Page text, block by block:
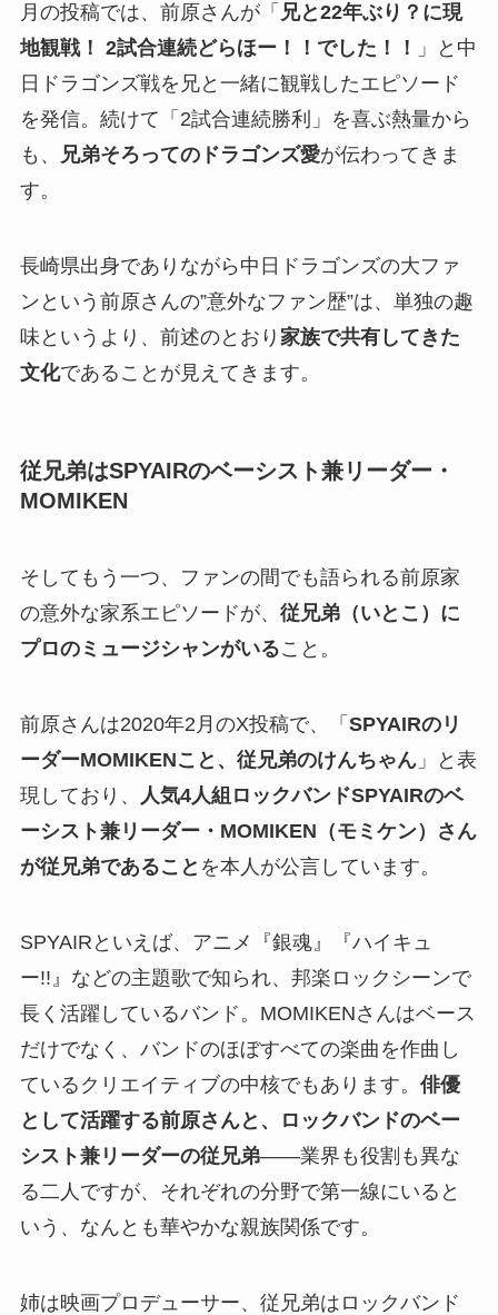
月の投稿では、前原さんが「 兄と22年ぶり？に現
地観戦！ 2試合連続どらほー！！でした！！
」と中
日ドラゴンズ戦を兄と一緒に観戦したエピソード
を発信。続けて「2試合連続勝利」を喜ぶ熱量から
も、
兄弟そろってのドラゴンズ愛が伝わってきま
す。
長崎県出身でありながら中日ドラゴンズの大ファ
ンという前原さんの”意外なファン歴”は、単独の趣
味というより、前述のとおり 家族で共有してきた
文化であることが見えてきます。
従兄弟はSPYAIRのベーシスト兼リーダー・
MOMIKEN
そしてもう一つ、ファンの間でも語られる前原家
の意外な家系エピソードが、 従兄弟（いとこ）に
プロのミュージシャンがいること。
前原さんは2020年2月のX投稿で、「 SPYAIRのリ
ーダーMOMIKENこと、従兄弟のけんちゃん」と表
現しており、
人気4人組ロックバンドSPYAIRのベ
ーシスト兼リーダー・MOMIKEN（モミケン）さん
が従兄弟であること を本人が公言しています。
SPYAIRといえば、アニメ『銀魂』『ハイキュ
ー!!』などの主題歌で知られ、邦楽ロックシーンで
長く活躍しているバンド。MOMIKENさんはベース
だけでなく、バンドのほぼすべての楽曲を作曲し
ているクリエイティブの中核でもあります。 俳優
として活躍する前原さんと、ロックバンドのベー
シスト兼リーダーの従兄弟――業界も役割も異な
る二人ですが、それぞれの分野で第一線にいると
いう、なんとも華やかな親族関係です。
姉は映画プロデューサー、従兄弟はロックバンド